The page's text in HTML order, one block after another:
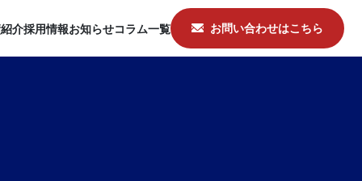
介採用情報お知らせコラム一覧 お問い合わせはこちら